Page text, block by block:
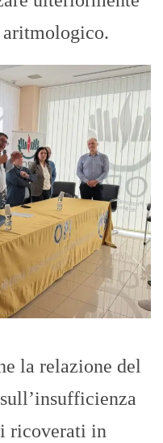
aritmologico.
la relazione del
ricoverati in